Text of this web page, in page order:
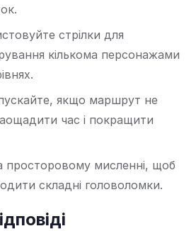
стрілки для
кількома персонажами
якщо маршрут не
час і покращити
просторовому мисленні, щоб
складні головоломки.